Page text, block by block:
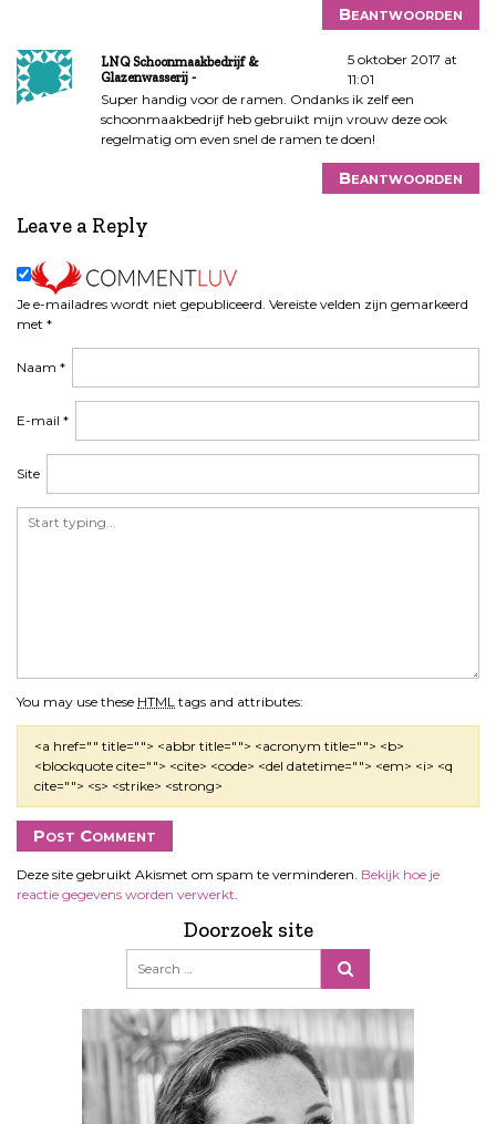
Beantwoorden
LNQ Schoonmaakbedrijf &
Glazenwasserij
5 oktober 2017 at
11:01
Super handig voor de ramen. Ondanks ik zelf een
schoonmaakbedrijf heb gebruikt mijn vrouw deze ook
regelmatig om even snel de ramen te doen!
Beantwoorden
Leave a Reply
Je e-mailadres wordt niet gepubliceerd. Vereiste velden zijn gemarkeerd
met *
You may use these HTML tags and attributes:
<a href="" title=""> <abbr title=""> <acronym title=""> <b>
<blockquote cite=""> <cite> <code> <del datetime=""> <em> <i> <q
cite=""> <s> <strike> <strong>
Naam *
E-mail *
Site
Deze site gebruikt Akismet om spam te verminderen. Bekijk hoe je
reactie gegevens worden verwerkt
Doorzoek site